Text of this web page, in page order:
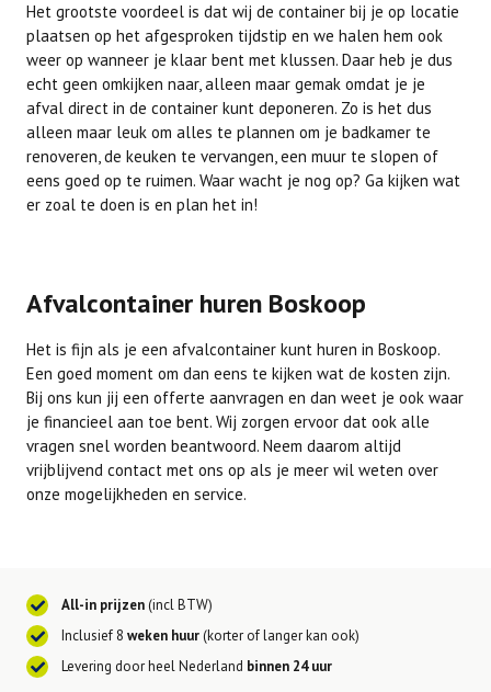
Het grootste voordeel is dat wij de container bij je op locatie
plaatsen op het afgesproken tijdstip en we halen hem ook
weer op wanneer je klaar bent met klussen. Daar heb je dus
echt geen omkijken naar, alleen maar gemak omdat je je
afval direct in de container kunt deponeren. Zo is het dus
alleen maar leuk om alles te plannen om je badkamer te
renoveren, de keuken te vervangen, een muur te slopen of
eens goed op te ruimen. Waar wacht je nog op? Ga kijken wat
er zoal te doen is en plan het in!
Afvalcontainer huren Boskoop
Het is fijn als je een afvalcontainer kunt huren in Boskoop.
Een goed moment om dan eens te kijken wat de kosten zijn.
Bij ons kun jij een offerte aanvragen en dan weet je ook waar
je financieel aan toe bent. Wij zorgen ervoor dat ook alle
vragen snel worden beantwoord. Neem daarom altijd
vrijblijvend contact met ons op als je meer wil weten over
onze mogelijkheden en service.
All-in prijzen(incl BTW)
Inclusief 8 weken huur(korter of langer kan ook)
Levering door heel Nederland binnen 24 uur